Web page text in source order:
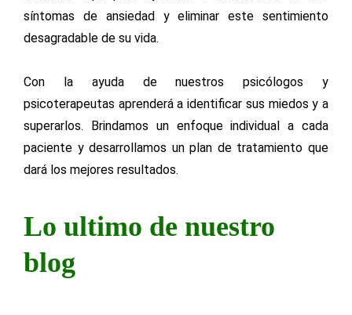
síntomas de ansiedad y eliminar este sentimiento
desagradable de su vida.
Con la ayuda de nuestros psicólogos y
psicoterapeutas aprenderá a identificar sus miedos y a
superarlos. Brindamos un enfoque individual a cada
paciente y desarrollamos un plan de tratamiento que
dará los mejores resultados.
Lo ultimo de nuestro
blog